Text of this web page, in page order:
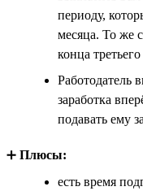
периоду,
месяца. То же
конца
Работодатель
заработка
подавать ему
➕ Плюсы:
есть время